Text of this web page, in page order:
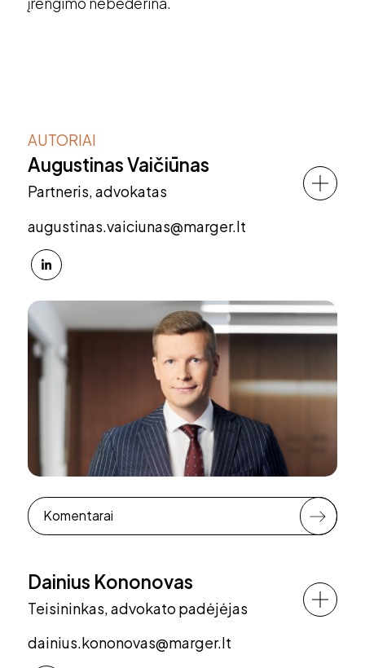
AUTORIAI
Komentarai
Augustinas Vaičiūnas
Partneris, advokatas
augustinas.vaiciunas@marger.lt
Dainius Kononovas
Teisininkas, advokato padėjėjas
dainius.kononovas@marger.lt